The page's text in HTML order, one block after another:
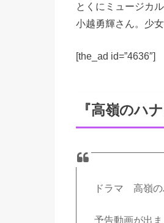
とくにミュージカ
小越勇輝さん。少
[the_ad id=”4636″]
『高嶺のハ
ドラマ 高嶺の
予告動画が出ま